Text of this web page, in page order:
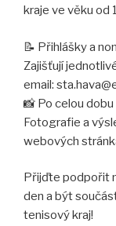
kraje ve věku od
📝 Přihlášky a
Zajišťují
email:
📸 Po celou
Fotografie a
webových
Přijďte podpořit
den a být
tenisový kraj!